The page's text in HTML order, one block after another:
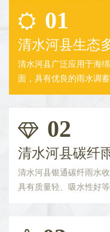
01
清水河县生态
清水河县广泛应用于海
面，具有优良的雨水调蓄
02
清水河县碳纤
清水河县银通碳纤雨水
具有质量轻、吸水性好等